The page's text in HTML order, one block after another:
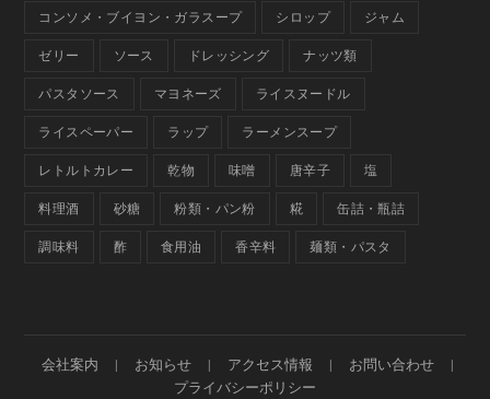
コンソメ・ブイヨン・ガラスープ シロップ ジャム
ゼリー ソース ドレッシング ナッツ類
パスタソース マヨネーズ ライスヌードル
ライスペーパー ラップ ラーメンスープ
レトルトカレー 乾物 味噌 唐辛子 塩
料理酒 砂糖 粉類・パン粉 糀 缶詰・瓶詰
調味料 酢 食用油 香辛料 麺類・パスタ
会社案内 お知らせ アクセス情報
お問い合わせ
プライバシーポリシー